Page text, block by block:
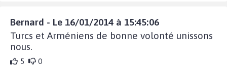
Bernard - Le 16/01/2014 à 15:45:06
Turcs et Arméniens de bonne volonté unissons
nous.
5 0